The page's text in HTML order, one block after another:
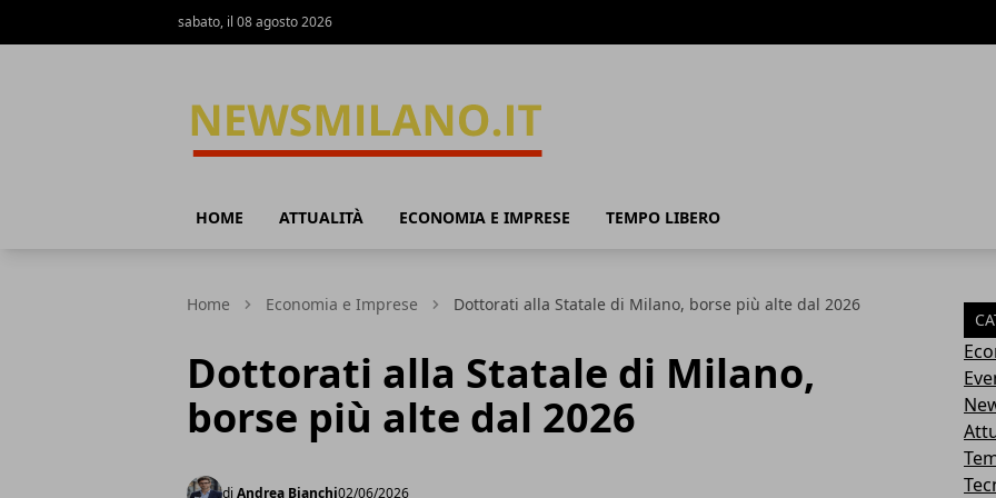
sabato, il 08 agosto 2026
HOME ATTUALITÀ ECONOMIA E IMPRESE TEMPO LIBERO
Home Economia e Imprese Dottorati alla Statale di Milano, borse più alte dal 2026
Dottorati alla Statale di Milano,
borse più alte dal 2026
di Andrea Bianchi02/06/2026